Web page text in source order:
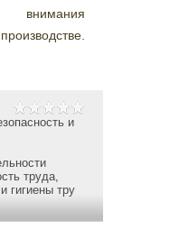
внимания
и
труда,
гигиены тру